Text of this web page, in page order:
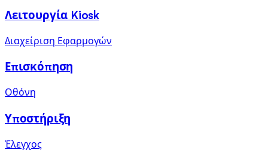
Λειτουργία Kiosk
Διαχείριση Εφαρμογών
Επισκόπηση
Οθόνη
Υποστήριξη
Έλεγχος